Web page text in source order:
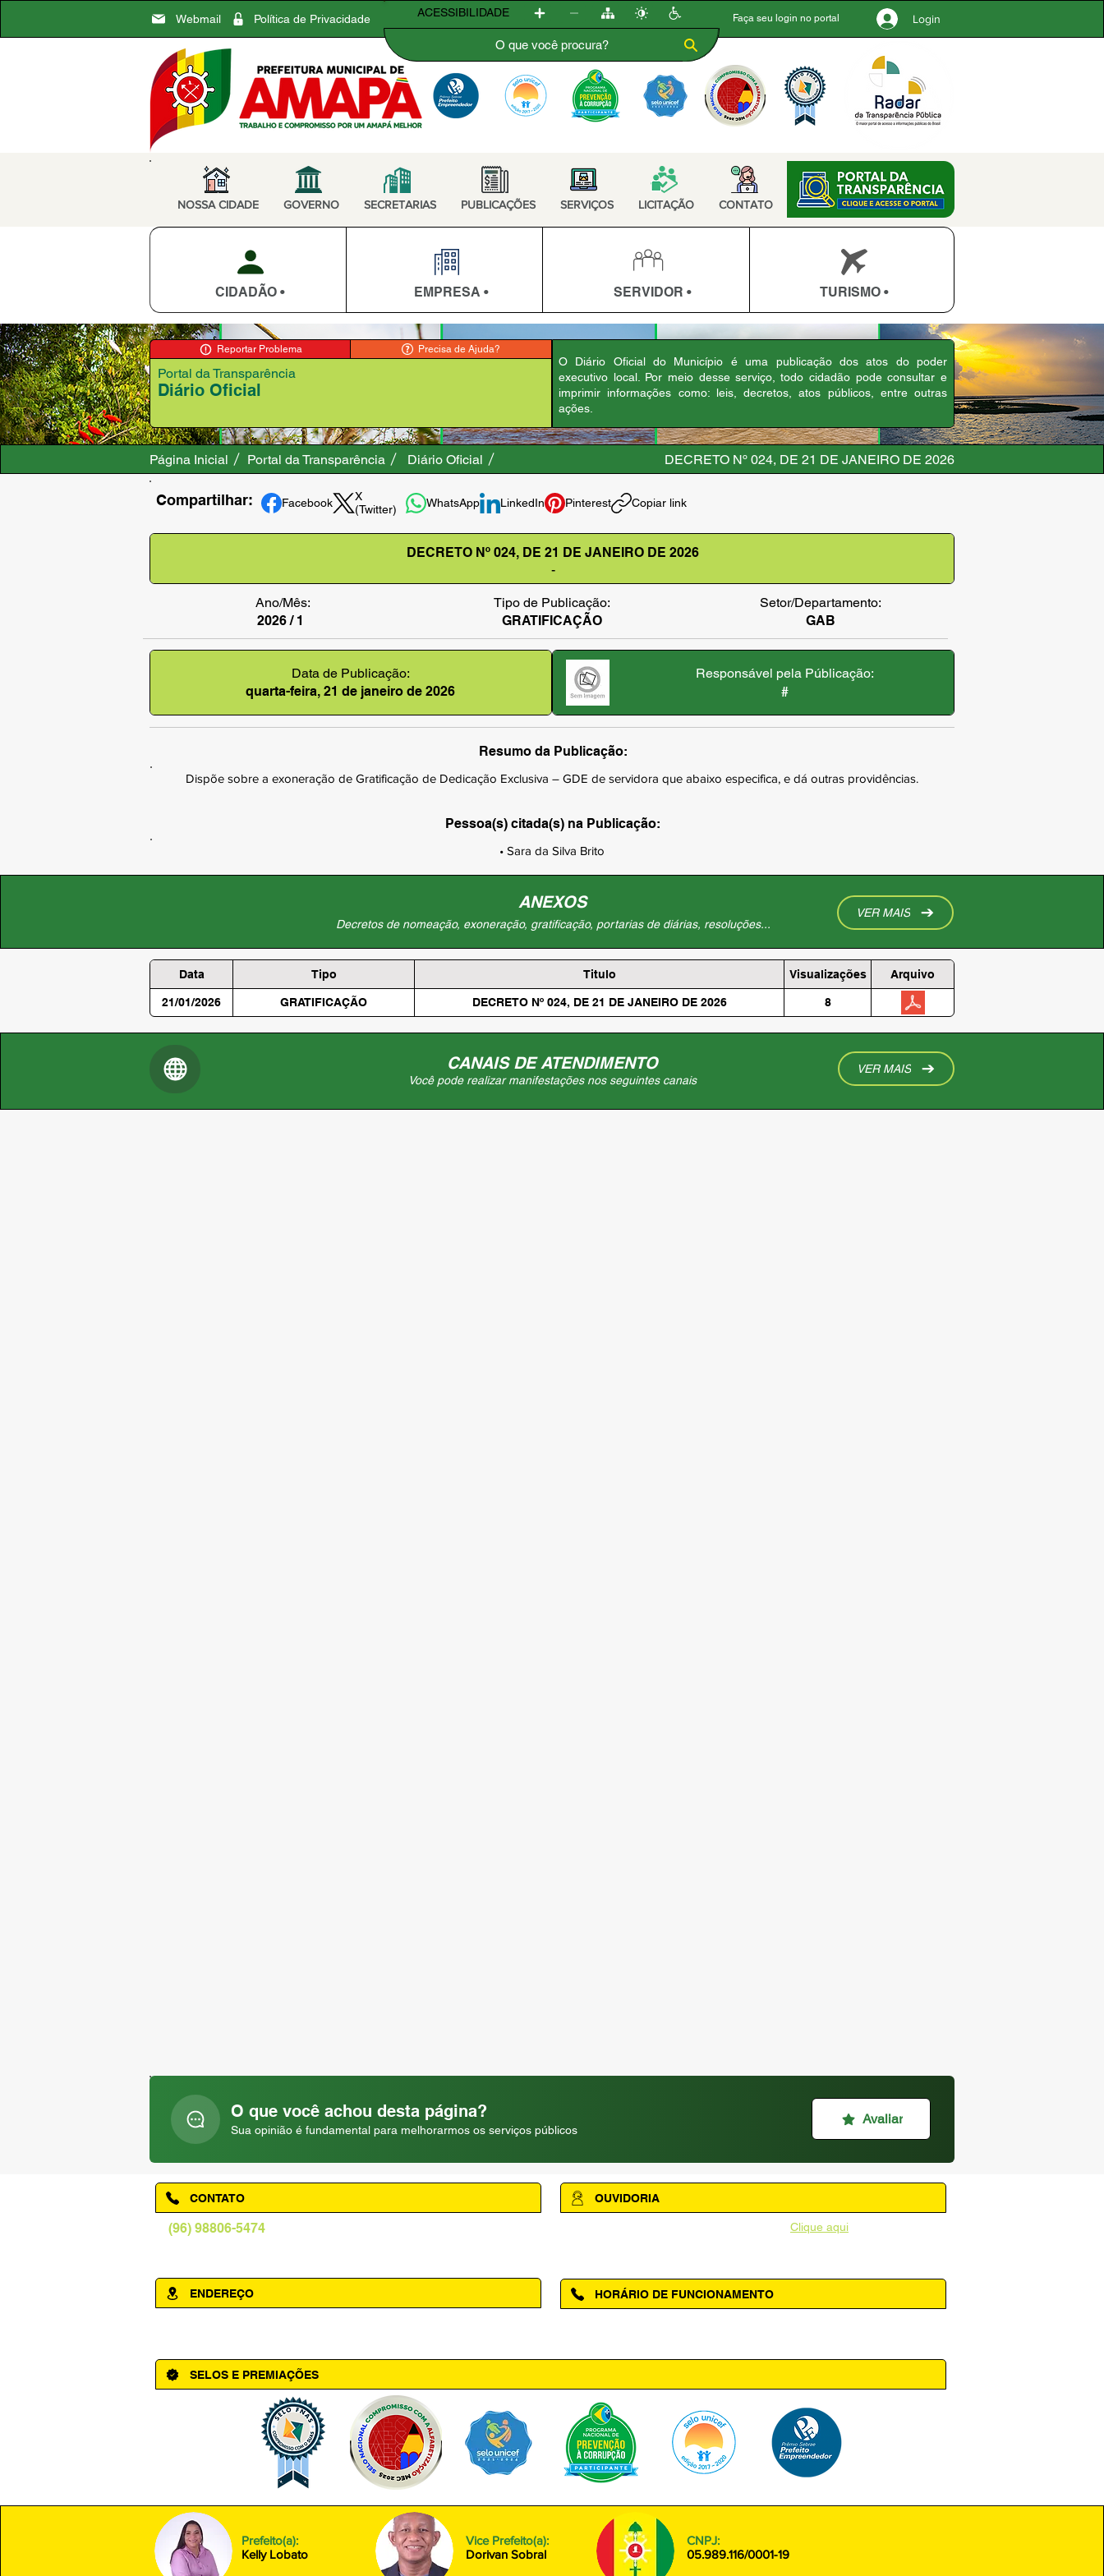
Webmail Política de Privacidade Faça seu login no portal Login
ACESSIBILIDADE
NOSSA CIDADE GOVERNO SECRETARIAS PUBLICAÇÕES SERVIÇOS LICITAÇÃO CONTATO
CIDADÃO • EMPRESA • SERVIDOR • TURISMO •
Reportar Problema Precisa de Ajuda?
Diário Oficial
Portal da Transparência
O Diário Oficial do Município é uma publicação dos atos do poder
executivo local. Por meio desse serviço, todo cidadão pode consultar e
imprimir informações como: leis, decretos, atos públicos, entre outras
ações.
Página Inicial Portal da Transparência Diário Oficial DECRETO Nº 024, DE 21 DE JANEIRO DE 2026
Compartilhar: Facebook
X
(Twitter)
WhatsApp LinkedIn Pinterest Copiar link
DECRETO Nº 024, DE 21 DE JANEIRO DE 2026
-
Ano/Mês:
2026 / 1
Tipo de Publicação:
GRATIFICAÇÃO
Setor/Departamento:
GAB
Data de Publicação:
quarta-feira, 21 de janeiro de 2026
Responsável pela Públicação:
#
Resumo da Publicação:
Dispõe sobre a exoneração de Gratificação de Dedicação Exclusiva – GDE de servidora que abaixo especifica, e dá outras providências.
Pessoa(s) citada(s) na Publicação:
• Sara da Silva Brito
ANEXOS
Decretos de nomeação, exoneração, gratificação, portarias de diárias, resoluções...
VER MAIS
Data Tipo Titulo Visualizações Arquivo
21/01/2026 GRATIFICAÇÃO DECRETO Nº 024, DE 21 DE JANEIRO DE 2026 8
CANAIS DE ATENDIMENTO
Você pode realizar manifestações nos seguintes canais
VER MAIS
O que você achou desta página?
Sua opinião é fundamental para melhorarmos os serviços públicos
Avaliar
(96) 98806-5474
CONTATO
ENDEREÇO
Clique aqui
OUVIDORIA
HORÁRIO DE FUNCIONAMENTO
SELOS E PREMIAÇÕES
Prefeito(a):
Kelly Lobato
Vice Prefeito(a):
Dorivan Sobral
CNPJ:
05.989.116/0001-19